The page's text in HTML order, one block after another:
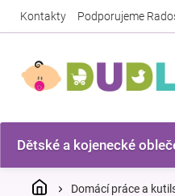
Kontakty Podporujeme
Dětské a kojenecké
DomůDomácí práce a